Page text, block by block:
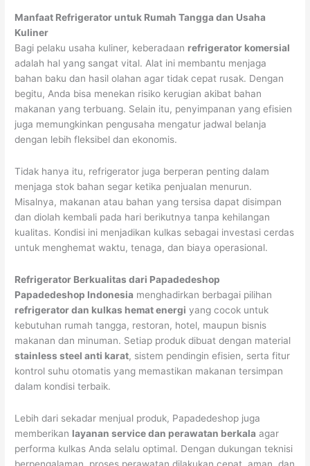
Manfaat Refrigerator untuk Rumah Tangga dan Usaha
Kuliner
Bagi pelaku usaha kuliner, keberadaan refrigerator komersial
adalah hal yang sangat vital. Alat ini membantu menjaga
bahan baku dan hasil olahan agar tidak cepat rusak. Dengan
begitu, Anda bisa menekan risiko kerugian akibat bahan
makanan yang terbuang. Selain itu, penyimpanan yang efisien
juga memungkinkan pengusaha mengatur jadwal belanja
dengan lebih fleksibel dan ekonomis.
Tidak hanya itu, refrigerator juga berperan penting dalam
menjaga stok bahan segar ketika penjualan menurun.
Misalnya, makanan atau bahan yang tersisa dapat disimpan
dan diolah kembali pada hari berikutnya tanpa kehilangan
kualitas. Kondisi ini menjadikan kulkas sebagai investasi cerdas
untuk menghemat waktu, tenaga, dan biaya operasional.
Refrigerator Berkualitas dari Papadedeshop
Papadedeshop Indonesia menghadirkan berbagai pilihan
refrigerator dan kulkas hemat energi yang cocok untuk
kebutuhan rumah tangga, restoran, hotel, maupun bisnis
makanan dan minuman. Setiap produk dibuat dengan material
stainless steel anti karat, sistem pendingin efisien, serta fitur
kontrol suhu otomatis yang memastikan makanan tersimpan
dalam kondisi terbaik.
Lebih dari sekadar menjual produk, Papadedeshop juga
memberikan layanan service dan perawatan berkala agar
performa kulkas Anda selalu optimal. Dengan dukungan teknisi
berpengalaman, proses perawatan dilakukan cepat, aman, dan